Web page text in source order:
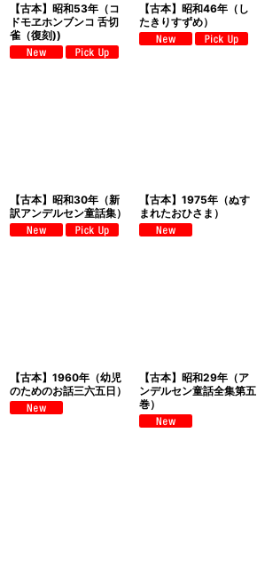
【古本】昭和53年（コ
ドモヱホンブンコ 舌切
雀（復刻))
【古本】昭和46年（し
たきりすずめ）
【古本】昭和30年（新
訳アンデルセン童話集）
【古本】1975年（ぬす
まれたおひさま）
【古本】1960年（幼児
のためのお話三六五日）
【古本】昭和29年（ア
ンデルセン童話全集第五
巻）